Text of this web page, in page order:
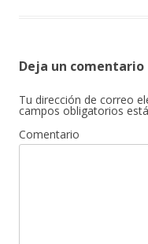
Deja un comentario
Tu dirección de correo
campos obligatorios
Comentario